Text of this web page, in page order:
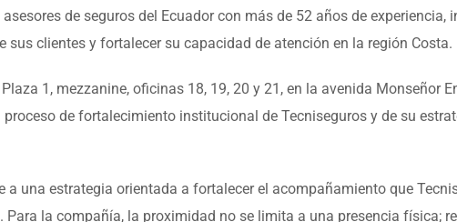
de seguros del Ecuador con más de 52 años de experiencia,
clientes y fortalecer su capacidad de atención en la región Costa.
1, mezzanine, oficinas 18, 19, 20 y 21, en la avenida Monseñor
de fortalecimiento institucional de Tecniseguros y de su
una estrategia orientada a fortalecer el acompañamiento que
la compañía, la proximidad no se limita a una presencia física;